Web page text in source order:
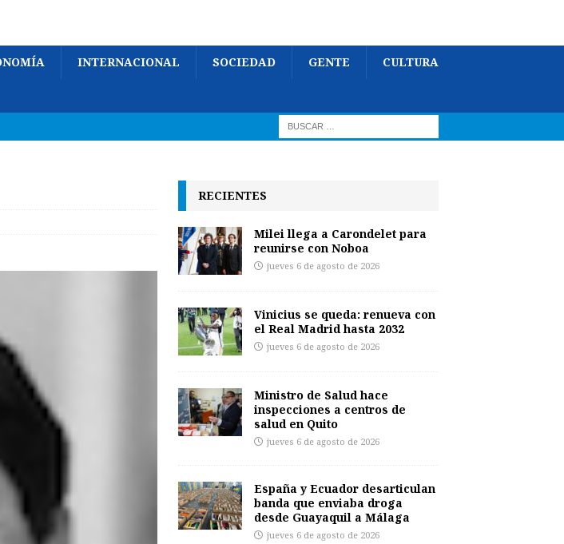
INTERNACIONAL SOCIEDAD GENTE CULTURA
RECIENTES
Milei llega a Carondelet para
reunirse con Noboa
jueves 6 de agosto de 2026
Vinicius se queda: renueva con
el Real Madrid hasta 2032
jueves 6 de agosto de 2026
Ministro de Salud hace
inspecciones a centros de
salud en Quito
jueves 6 de agosto de 2026
España y Ecuador desarticulan
banda que enviaba droga
desde Guayaquil a Málaga
jueves 6 de agosto de 2026